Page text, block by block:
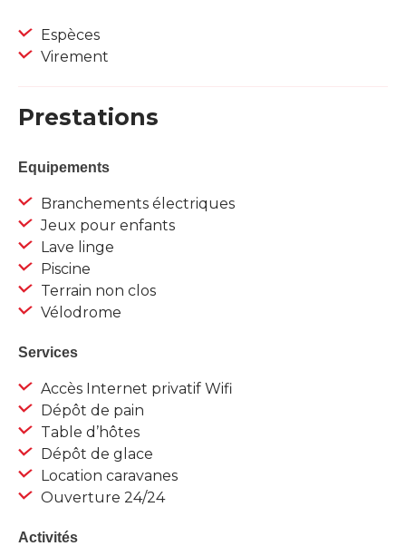
Espèces
Virement
Prestations
Equipements
Branchements électriques
Jeux pour enfants
Lave linge
Piscine
Terrain non clos
Vélodrome
Services
Accès Internet privatif Wifi
Dépôt de pain
Table d’hôtes
Dépôt de glace
Location caravanes
Ouverture 24/24
Activités